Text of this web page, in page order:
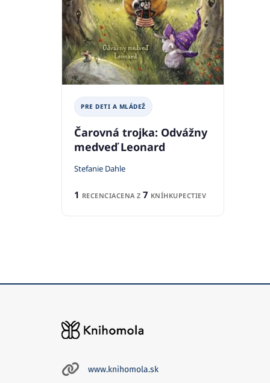
PRE DETI A MLÁDEŽ
Čarovná trojka: Odvážny
medveď Leonard
Stefanie Dahle
1 RECENCIACENA Z 7 KNÍHKUPECTIEV
www.knihomola.sk